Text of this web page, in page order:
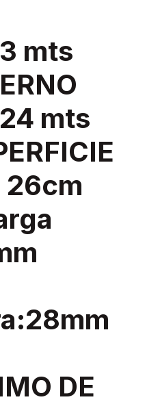
mts
mts
26cm
DE